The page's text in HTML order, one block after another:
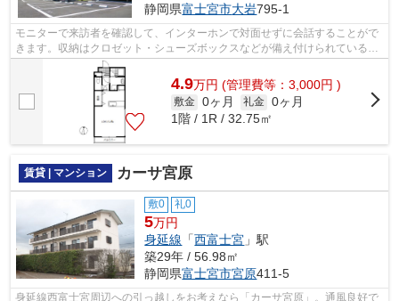
静岡県富士宮市大岩795-1
モニターで来訪者を確認して、インターホンで対面せずに会話することがで
きます。収納はクロゼット・シューズボックスなどが備え付けられているの
で、衣類や日用品の収納に重宝します...
4.9万円 (管理費等：3,000円 )
敷金 0ヶ月 礼金 0ヶ月
1階 / 1R / 32.75㎡
賃貸 | マンション カーサ宮原
敷0 礼0
5万円
身延線 「西富士宮 」駅
築29年 / 56.98㎡
静岡県富士宮市宮原411-5
身延線西富士宮周辺への引っ越しをお考えなら「カーサ宮原」。通風良好で